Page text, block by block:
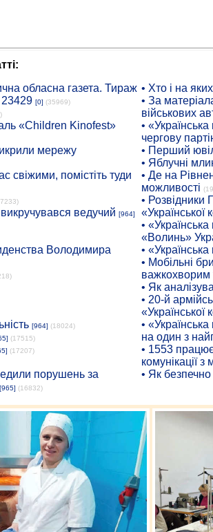
обласна газета. Тираж
23429 [0] (35969)
«Children Kinofest»
мережу
свіжими, помістіть туди
ведучий [964]
Володимира
[964] (18024)
(17515)
(17207)
порушень за
[965] (16832)
• Хто і на
• За
військових
•
чергову
• Перший
• Яблучні
• Де на
можливості
• Розвідники
«Української
•
«Волинь»
•
• Мобільні
важкохворим
• Як
• 20-й
«Української
•
на один з
• 1553
комунікації
• Як